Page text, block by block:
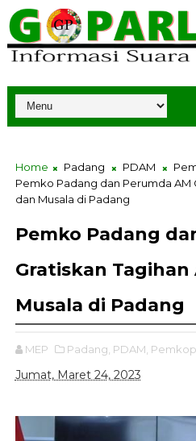
Home Padang PDAM
Pemko Padang dan Perumda AM
dan Musala di Padang
Pemko Padang
Gratiskan Tagihan
Musala di Padang
MEP Padang, PDAM,
Jumat, Maret 24, 2023